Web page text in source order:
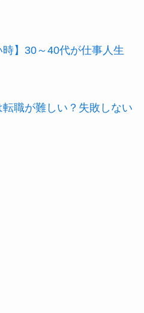
】30～40代が仕事人生
職が難しい？失敗しない